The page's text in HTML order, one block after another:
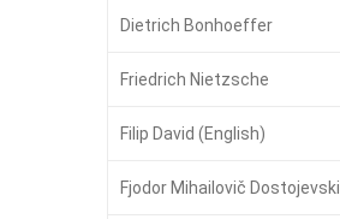
Dietrich Bonhoeffer
Friedrich Nietzsche
Filip David (English)
Fjodor Mihailovič Dostojevski